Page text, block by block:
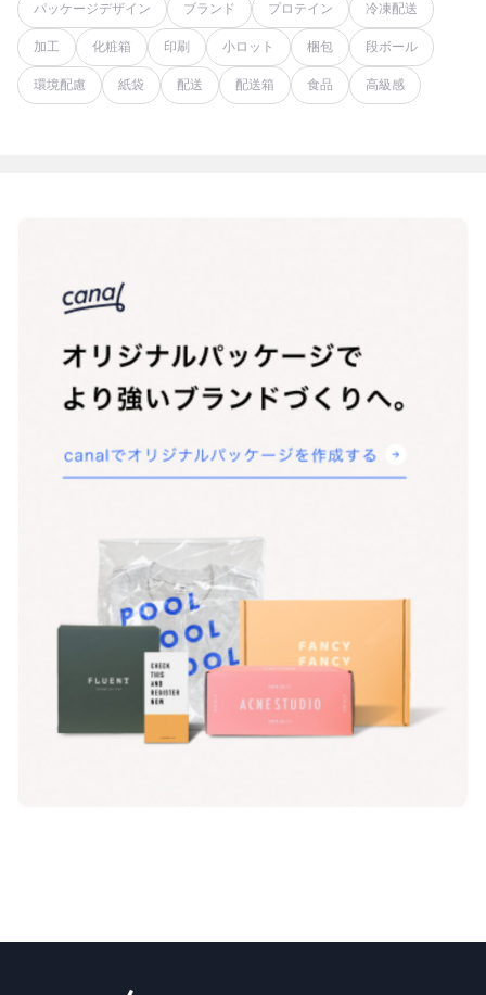
パッケージデザイン ブランド プロテイン 冷凍配送
加工 化粧箱 印刷 小ロット 梱包 段ボール
環境配慮 紙袋 配送 配送箱 食品 高級感